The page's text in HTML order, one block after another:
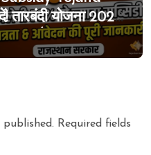
तारबंदी योजना 2026
और ऑनलाइन
Required fields